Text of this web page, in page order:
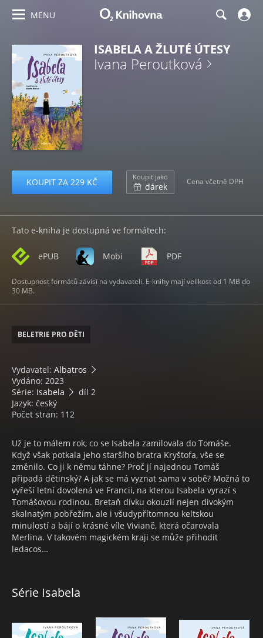
MENU
ISABELA A ŽLUTÉ ÚTESY
Ivana Peroutková
KOUPIT ZA 229 KČ Koupit jako
dárek Cena včetně DPH
Tato e-kniha je dostupná ve formátech:
ePUB Mobi PDF
Dostupnost formátů závisí na vydavateli. E-knihy mají velikost od 1 MB do
30 MB.
BELETRIE PRO DĚTI
Vydavatel: Albatros
Vydáno: 2023
Série: Isabela
díl 2
Jazyk: český
Počet stran: 112
Už je to málem rok, co se Isabela zamilovala do Tomáše.
Když však potkala jeho staršího bratra Kryštofa, vše se
změnilo. Co ji k němu táhne? Proč jí najednou Tomáš
připadá dětinský? A jak se má vyznat sama v sobě? Možná to
vyřeší letní dovolená ve Francii, na kterou Isabela vyrazí s
Tomášovou rodinou. Bretaň dívku okouzlí nejen divokým
skalnatým pobřežím, ale i všudypřítomnou keltskou
minulostí a bájí o krásné víle Vivianě, která očarovala
Merlina. V takovém magickém kraji se může přihodit
ledacos…
Série Isabela